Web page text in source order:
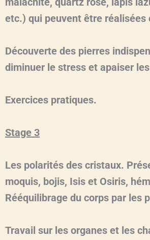
etc.) qui peuvent être réalisées
Découverte des pierres
diminuer le stress et apaiser
Exercices pratiques.
Stage 3
Les polarités des cristaux.
moquis, bojis, Isis et Osiris,
Rééquilibrage du corps par les
Travail sur les organes et les